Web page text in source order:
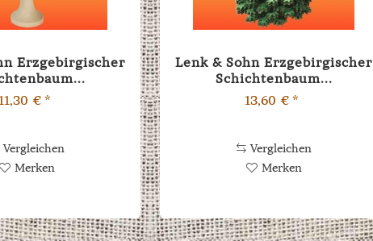
Erzgebirgischer
€ *
Vergleichen
Merken
Lenk & Sohn Erzgebirgischer
Schichtenbaum...
13,60 € *
Vergleichen
Merken